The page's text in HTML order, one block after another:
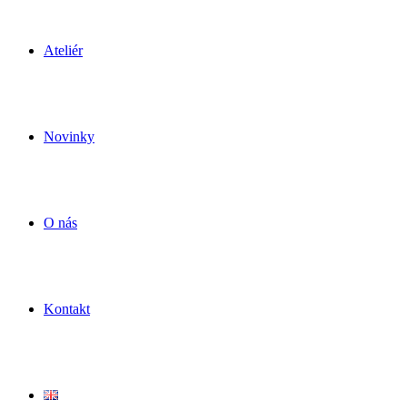
Ateliér
Novinky
O nás
Kontakt